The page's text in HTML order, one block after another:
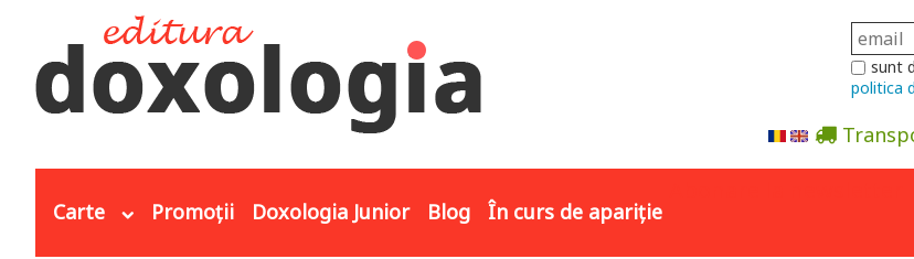
sunt
politica
Carte Promoții Doxologia Junior Blog În curs de apariție